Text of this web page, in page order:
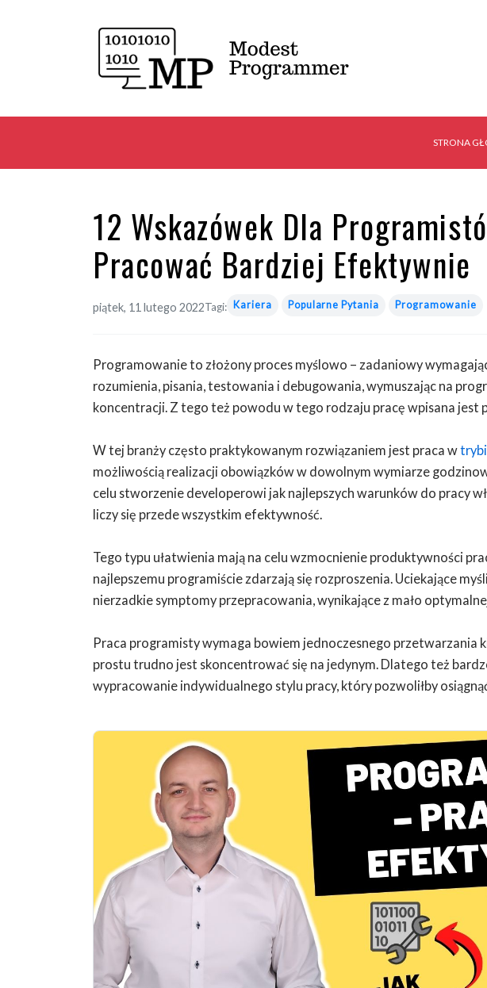
STRONA
12 Wskazówek Dla
Pracować Bardziej Efektywnie
piątek, 11 lutego 2022Tagi: Kariera Popularne Pytania Programowanie
Programowanie to złożony proces myślowo – zadaniowy
rozumienia, pisania, testowania i debugowania, wymuszając na
koncentracji. Z tego też powodu w tego rodzaju pracę wpisana jest
W tej branży często praktykowanym rozwiązaniem jest praca w
możliwością realizacji obowiązków w dowolnym wymiarze
celu stworzenie developerowi jak najlepszych warunków do pracy
liczy się przede wszystkim efektywność.
Tego typu ułatwienia mają na celu wzmocnienie produktywności
najlepszemu programiście zdarzają się rozproszenia. Uciekające
nierzadkie symptomy przepracowania, wynikające z mało
Praca programisty wymaga bowiem jednoczesnego przetwarzania
prostu trudno jest skoncentrować się na jedynym. Dlatego też
wypracowanie indywidualnego stylu pracy, który pozwoliłby